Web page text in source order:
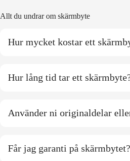
Allt du undrar om skärmbyte
Hur mycket kostar ett
Hur lång tid tar ett
Använder ni originaldelar
Får jag garanti på skärmbytet?